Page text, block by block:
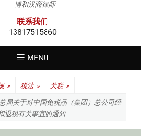
博和汉商律师
联系我们
13817515860
MENU
» 税法 » 关税 »
局关于对中国免税品（集团）总公司经
退税有关事宜的通知